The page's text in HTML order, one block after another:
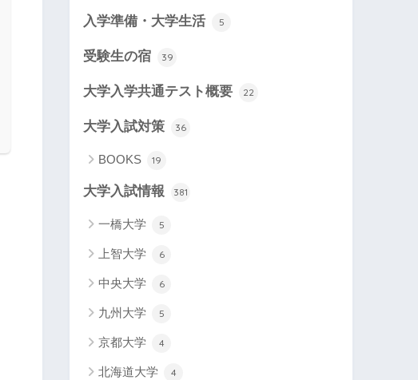
入学準備・大学生活 5
受験生の宿 39
大学入学共通テスト概要 22
大学入試対策 36
BOOKS 19
大学入試情報 381
一橋大学 5
上智大学 6
中央大学 6
九州大学 5
京都大学 4
北海道大学 4